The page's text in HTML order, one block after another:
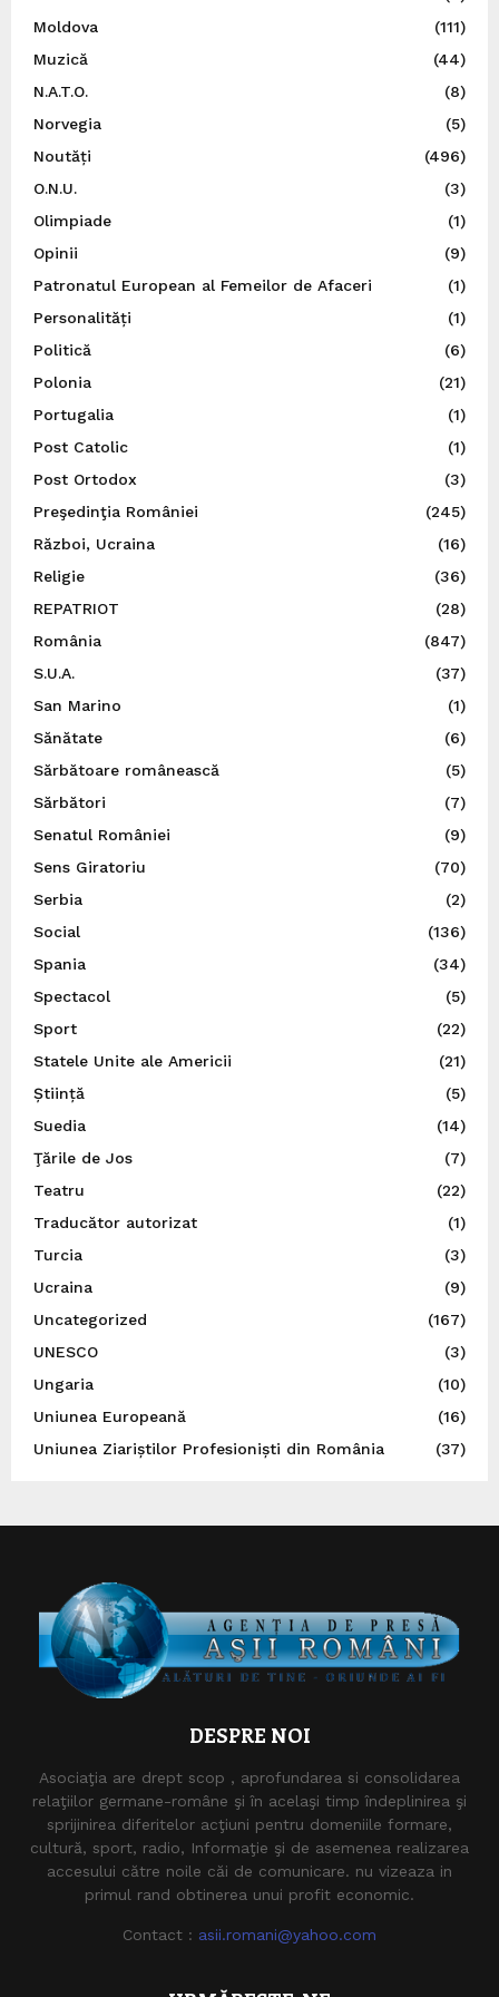
Moldova
(111)
Muzică
(44)
N.A.T.O.
(8)
Norvegia
(5)
Noutăți
(496)
O.N.U.
(3)
Olimpiade
(1)
Opinii
(9)
Patronatul European al Femeilor de Afaceri
(1)
Personalități
(1)
Politică
(6)
Polonia
(21)
Portugalia
(1)
Post Catolic
(1)
Post Ortodox
(3)
Preşedinţia României
(245)
Război, Ucraina
(16)
Religie
(36)
REPATRIOT
(28)
România
(847)
S.U.A.
(37)
San Marino
(1)
Sănătate
(6)
Sărbătoare românească
(5)
Sărbători
(7)
Senatul României
(9)
Sens Giratoriu
(70)
Serbia
(2)
Social
(136)
Spania
(34)
Spectacol
(5)
Sport
(22)
Statele Unite ale Americii
(21)
Știință
(5)
Suedia
(14)
Ţările de Jos
(7)
Teatru
(22)
Traducător autorizat
(1)
Turcia
(3)
Ucraina
(9)
Uncategorized
(167)
UNESCO
(3)
Ungaria
(10)
Uniunea Europeană
(16)
Uniunea Ziariștilor Profesioniști din România
(37)
DESPRE NOI
Asociaţia are drept scop , aprofundarea si consolidarea
relaţiilor germane-române şi în acelaşi timp îndeplinirea şi
sprijinirea diferitelor acţiuni pentru domeniile formare,
cultură, sport, radio, Informaţie şi de asemenea realizarea
accesului către noile căi de comunicare. nu vizeaza in
primul rand obtinerea unui profit economic.
Contact : asii.romani@yahoo.com